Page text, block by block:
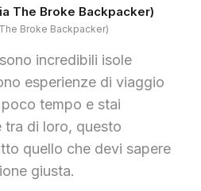
The Broke Backpacker)
Broke Backpacker)
incredibili isole
esperienze di viaggio
tempo e stai
tra di loro, questo
quello che devi sapere
giusta.